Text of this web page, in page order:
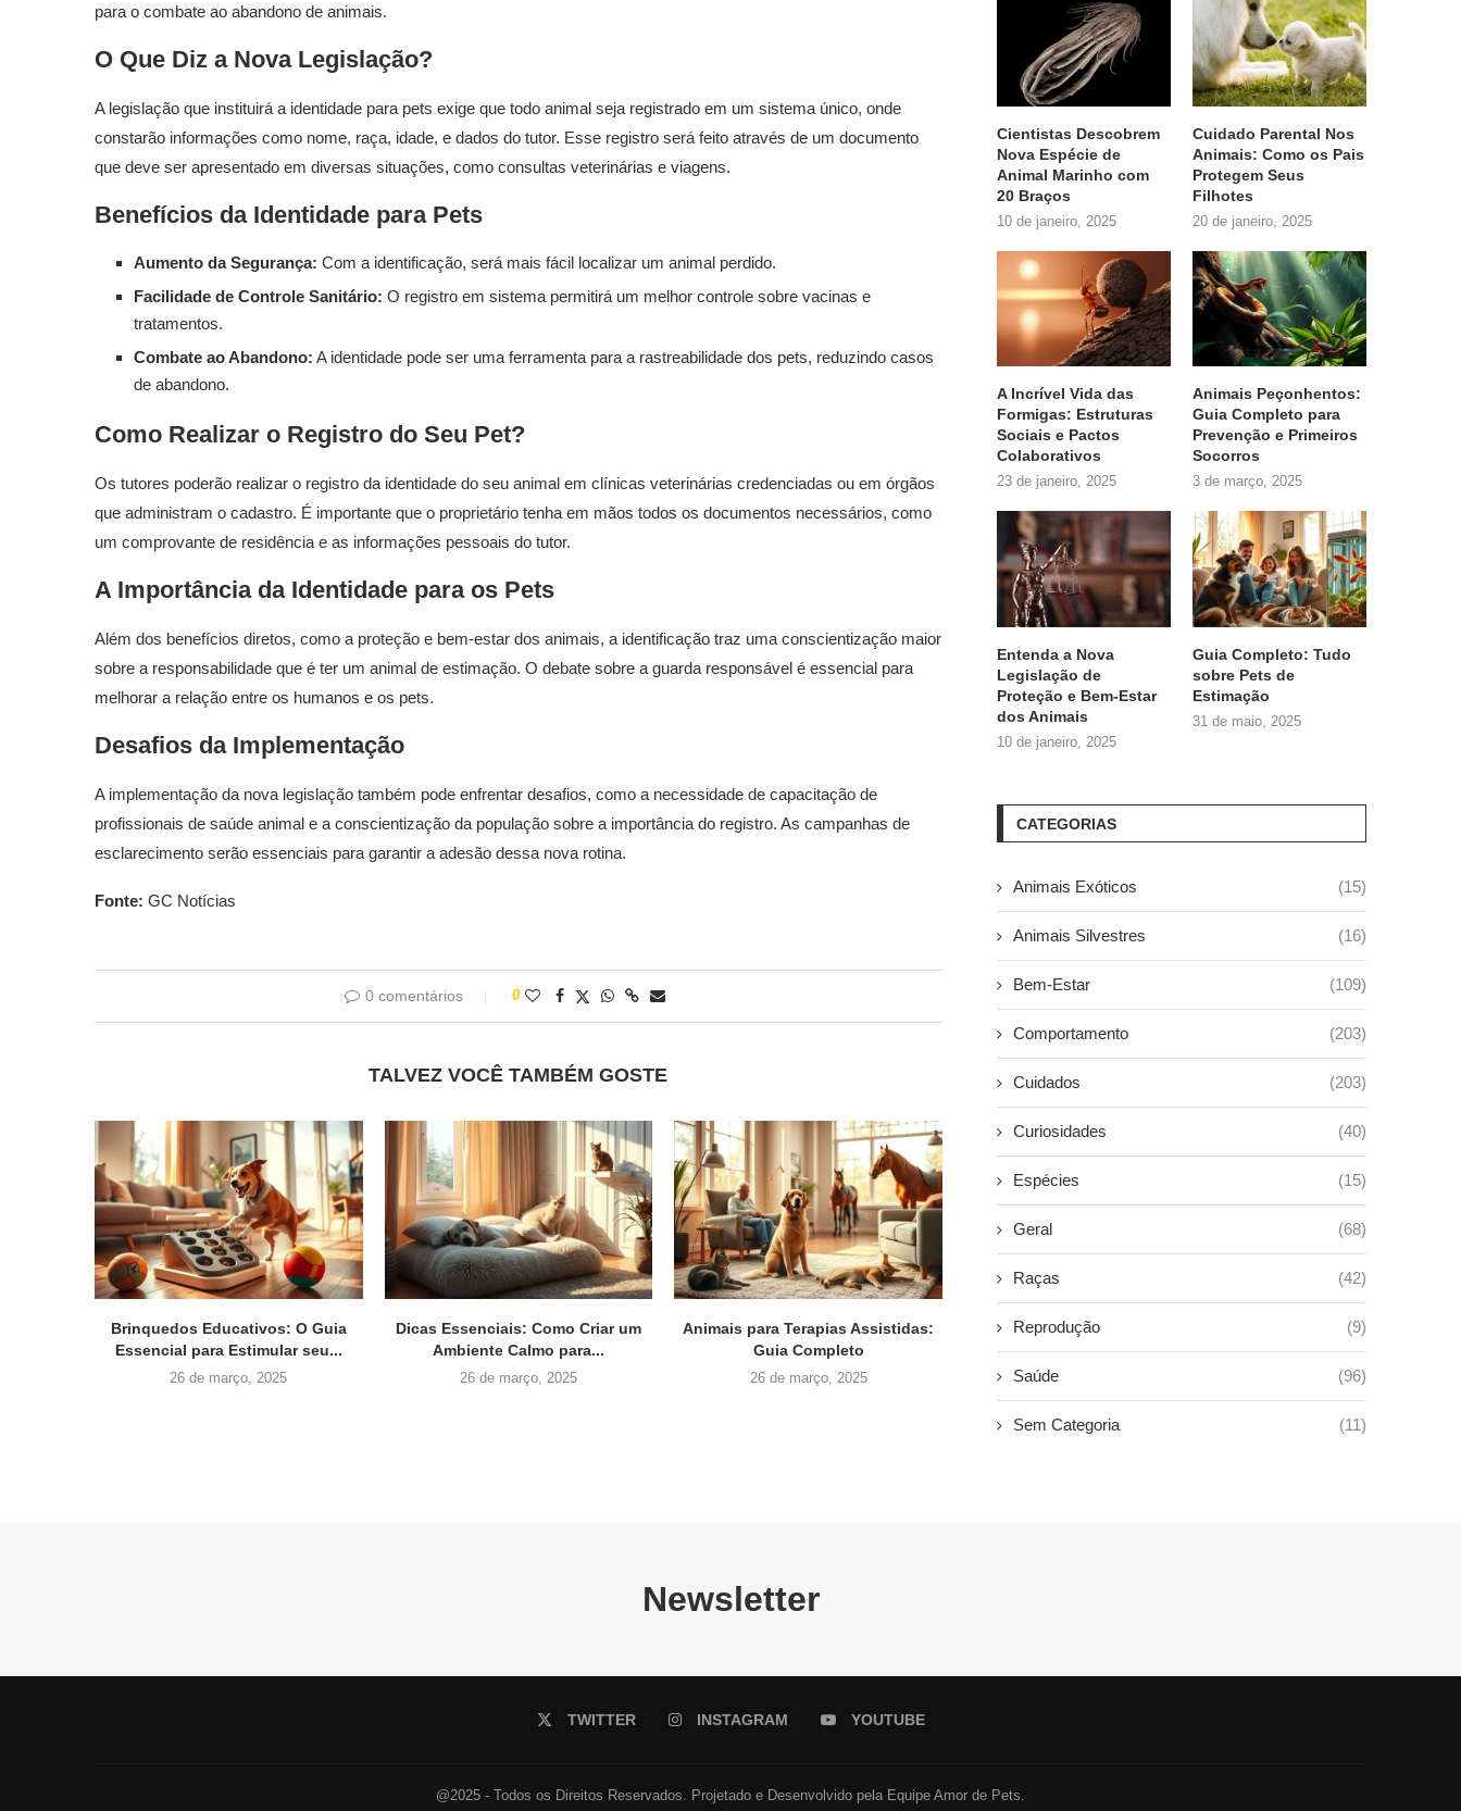
para o combate ao abandono de animais.
O Que Diz a Nova Legislação?
A legislação que instituirá a identidade para pets exige que todo animal seja registrado em um sistema único, onde
constarão informações como nome, raça, idade, e dados do tutor. Esse registro será feito através de um documento
que deve ser apresentado em diversas situações, como consultas veterinárias e viagens.
Benefícios da Identidade para Pets
Aumento da Segurança: Com a identificação, será mais fácil localizar um animal perdido.
Facilidade de Controle Sanitário: O registro em sistema permitirá um melhor controle sobre vacinas e
tratamentos.
Combate ao Abandono: A identidade pode ser uma ferramenta para a rastreabilidade dos pets, reduzindo casos
de abandono.
Como Realizar o Registro do Seu Pet?
Os tutores poderão realizar o registro da identidade do seu animal em clínicas veterinárias credenciadas ou em órgãos
que administram o cadastro. É importante que o proprietário tenha em mãos todos os documentos necessários, como
um comprovante de residência e as informações pessoais do tutor.
A Importância da Identidade para os Pets
Além dos benefícios diretos, como a proteção e bem-estar dos animais, a identificação traz uma conscientização maior
sobre a responsabilidade que é ter um animal de estimação. O debate sobre a guarda responsável é essencial para
melhorar a relação entre os humanos e os pets.
Desafios da Implementação
A implementação da nova legislação também pode enfrentar desafios, como a necessidade de capacitação de
profissionais de saúde animal e a conscientização da população sobre a importância do registro. As campanhas de
esclarecimento serão essenciais para garantir a adesão dessa nova rotina.
Fonte: GC Notícias
0 comentários 0
TALVEZ VOCÊ TAMBÉM GOSTE
Brinquedos Educativos: O Guia
Essencial para Estimular seu...
26 de março, 2025
Dicas Essenciais: Como Criar um
Ambiente Calmo para...
26 de março, 2025
Animais para Terapias Assistidas:
Guia Completo
26 de março, 2025
Cientistas Descobrem
Nova Espécie de
Animal Marinho com
20 Braços
10 de janeiro, 2025
Cuidado Parental Nos
Animais: Como os Pais
Protegem Seus
Filhotes
20 de janeiro, 2025
A Incrível Vida das
Formigas: Estruturas
Sociais e Pactos
Colaborativos
23 de janeiro, 2025
Animais Peçonhentos:
Guia Completo para
Prevenção e Primeiros
Socorros
3 de março, 2025
Entenda a Nova
Legislação de
Proteção e Bem-Estar
dos Animais
10 de janeiro, 2025
Guia Completo: Tudo
sobre Pets de
Estimação
31 de maio, 2025
CATEGORIAS
Animais Exóticos (15)
Animais Silvestres (16)
Bem-Estar (109)
Comportamento (203)
Cuidados (203)
Curiosidades (40)
Espécies (15)
Geral (68)
Raças (42)
Reprodução (9)
Saúde (96)
Sem Categoria (11)
Newsletter
TWITTER INSTAGRAM YOUTUBE
@2025 - Todos os Direitos Reservados. Projetado e Desenvolvido pela Equipe Amor de Pets.